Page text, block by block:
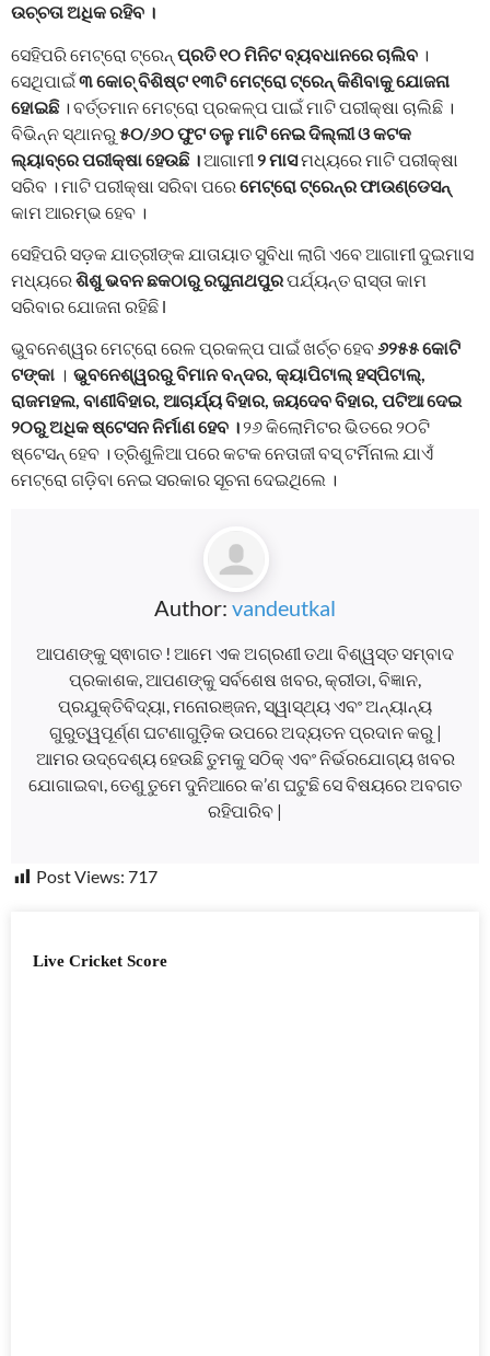
ଉଚ୍ଚତା ଅଧିକ ରହିବ ।
ସେହିପରି ମେଟ୍ରୋ ଟ୍ରେନ୍‌ ପ୍ରତି ୧୦ ମିନିଟ ବ୍ୟବଧାନରେ ଚାଲିବ ।
ସେଥିପାଇଁ୩ କୋଚ୍‌ ବିଶିଷ୍ଟ ୧୩ଟି ମେଟ୍ରୋ ଟ୍ରେନ୍‌ କିଣିବାକୁ ଯୋଜନା
ହୋଇଛି। ବର୍ତ୍ତମାନ ମେଟ୍ରୋ ପ୍ରକଳ୍ପ ପାଇଁ ମାଟି ପରୀକ୍ଷା ଚାଲିଛି ।
ବିଭିନ୍ନ ସ୍ଥାନରୁ ୫୦/୬୦ ଫୁଟ ତଳୁ ମାଟି ନେଇ ଦିଲ୍ଲୀ ଓ କଟକ
ଲ୍ୟାବ୍‌ରେ ପରୀକ୍ଷା ହେଉଛି ।ଆଗାମୀ ୨ ମାସମଧ୍ୟରେ ମାଟି ପରୀକ୍ଷା
ସରିବ । ମାଟି ପରୀକ୍ଷା ସରିବା ପରେ ମେଟ୍ରୋ ଟ୍ରେନ୍‌ର ଫାଉଣ୍ଡେସନ୍‌
କାମ ଆରମ୍ଭ ହେବ ।
ସେହିପରି ସଡ଼କ ଯାତ୍ରୀଙ୍କ ଯାତାୟାତ ସୁବିଧା ଲାଗି ଏବେ ଆଗାମୀ ଦୁଇମାସ
ମଧ୍ୟରେ ଶିଶୁ ଭବନ ଛକଠାରୁ ରଘୁନାଥପୁରପର୍ଯ୍ୟନ୍ତ ରାସ୍ତା କାମ
ସରିବାର ଯୋଜନା ରହିଛି l
ଭୁବନେଶ୍ୱର ମେଟ୍ରୋ ରେଳ ପ୍ରକଳ୍ପ ପାଇଁ ଖର୍ଚ୍ଚ ହେବ୬୨୫୫ କୋଟି
ଟଙ୍କା । ଭୁବନେଶ୍ୱରରୁବିମାନ ବନ୍ଦର, କ୍ୟାପିଟାଲ୍ ହସ୍ପିଟାଲ୍,
ରାଜମହଲ, ବାଣୀବିହାର, ଆଚାର୍ଯ୍ୟ ବିହାର, ଜୟଦେବ ବିହାର, ପଟିଆ ଦେଇ
୨୦ରୁ ଅଧିକ ଷ୍ଟେସନ ନିର୍ମାଣ ହେବ ।୨୬ କିଲୋମିଟର ଭିତରେ ୨୦ଟି
ଷ୍ଟେସନ୍ ହେବ । ତ୍ରିଶୁଳିଆ ପରେ କଟକ ନେତାଜୀ ବସ୍ ଟର୍ମିନାଲ ଯାଏଁ
ମେଟ୍ରୋ ଗଡ଼ିବା ନେଇ ସରକାର ସୂଚନା ଦେଇଥିଲେ ।
Author: vandeutkal
ଆପଣଙ୍କୁ ସ୍ଵାଗତ ! ଆମେ ଏକ ଅଗ୍ରଣୀ ତଥା ବିଶ୍ୱସ୍ତ ସମ୍ବାଦ
ପ୍ରକାଶକ, ଆପଣଙ୍କୁ ସର୍ବଶେଷ ଖବର, କ୍ରୀଡା, ବିଜ୍ଞାନ,
ପ୍ରଯୁକ୍ତିବିଦ୍ୟା, ମନୋରଞ୍ଜନ, ସ୍ୱାସ୍ଥ୍ୟ ଏବଂ ଅନ୍ୟାନ୍ୟ
ଗୁରୁତ୍ୱପୂର୍ଣ୍ଣ ଘଟଣାଗୁଡ଼ିକ ଉପରେ ଅଦ୍ୟତନ ପ୍ରଦାନ କରୁ |
ଆମର ଉଦ୍ଦେଶ୍ୟ ହେଉଛି ତୁମକୁ ସଠିକ୍ ଏବଂ ନିର୍ଭରଯୋଗ୍ୟ ଖବର
ଯୋଗାଇବା, ତେଣୁ ତୁମେ ଦୁନିଆରେ କ’ଣ ଘଟୁଛି ସେ ବିଷୟରେ ଅବଗତ
ରହିପାରିବ |
Post Views: 717
Live Cricket Score